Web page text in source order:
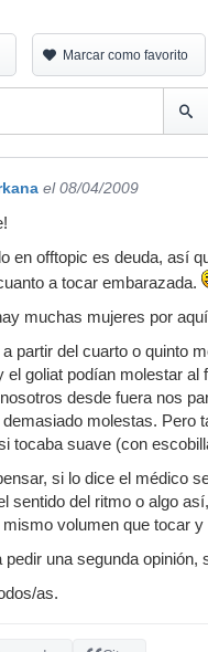
Marcar como favorito
el 08/04/2009
en offtopic es deuda, así
a tocar embarazada.
muchas mujeres por
a partir del cuarto o quinto
el goliat podían molestar
desde fuera nos
molestas. Pero
tocaba suave (con
si lo dice el médico
sentido del ritmo o algo
mismo volumen que tocar
pedir una segunda
as.